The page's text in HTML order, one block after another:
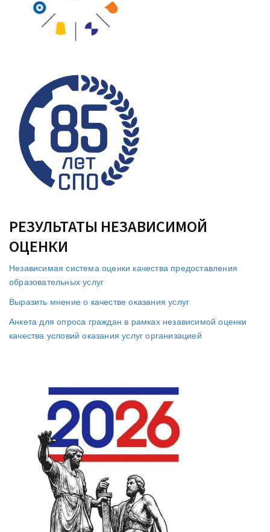
РЕЗУЛЬТАТЫ НЕЗАВИСИМОЙ
ОЦЕНКИ
Независимая система оценки качества предоставления
образовательных услуг
Выразить мнение о качестве оказания услуг
Анкета для опроса граждан в рамках независимой оценки
качества условий оказания услуг организацией